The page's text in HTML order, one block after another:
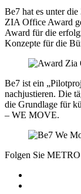
Be7 hat es unter
ZIA Office Award
Award für die
Konzepte für die
Be7 ist ein
nachjustieren. Die
die Grundlage für
– WE MOVE.
Folgen Sie